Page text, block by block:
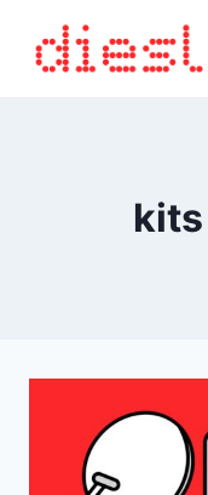
contenido